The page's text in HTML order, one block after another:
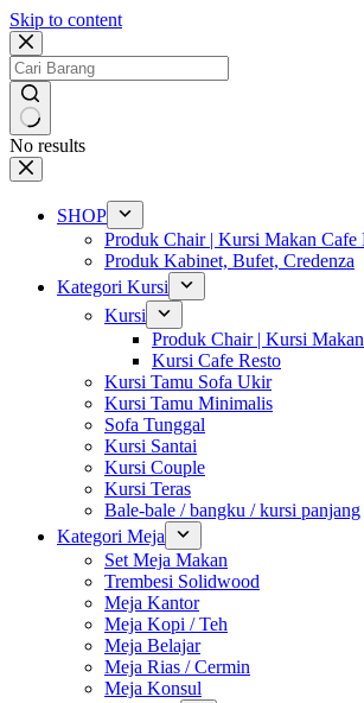
Skip to content
No results
SHOP
Produk Chair | Kursi Makan Cafe
Produk Kabinet, Bufet, Credenza
Kategori Kursi
Kursi
Produk Chair | Kursi
Kursi Cafe Resto
Kursi Tamu Sofa Ukir
Kursi Tamu Minimalis
Sofa Tunggal
Kursi Santai
Kursi Couple
Kursi Teras
Bale-bale / bangku / kursi panjang
Kategori Meja
Set Meja Makan
Trembesi Solidwood
Meja Kantor
Meja Kopi / Teh
Meja Belajar
Meja Rias / Cermin
Meja Konsul